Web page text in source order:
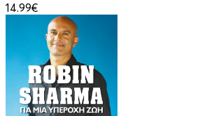
14.99€